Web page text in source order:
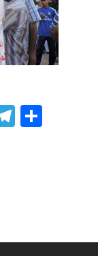
Telegram